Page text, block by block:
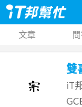
文章
雙
iT